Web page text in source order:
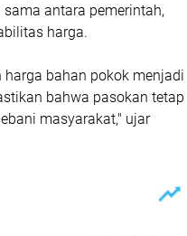
sama antara pemerintah,
harga.
bahan pokok menjadi
bahwa pasokan tetap
masyarakat," ujar